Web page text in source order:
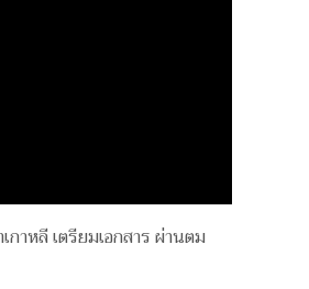
กาหลี เตรียมเอกสาร ผ่านตม